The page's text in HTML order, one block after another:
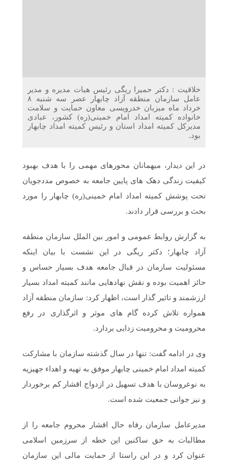
خلاقیت : دکتر حمیرا ریگی رئیس هیات مدیره و مدیر
عامل سازمان منطقه آزاد چابهار عصر سه شنبه ۸
خرداد ماه میزبان خدرویسی معاون حمایت و سلامت
خانواده کمیته امداد امام خمینی(ره) کشور، عبادی
مدیرکل کمیته امداد استان و رئیس کمیته امداد چابهار
بود.
در این دیدار، میهمانان محورهای مهمی را با هدف بهبود
کیفیت زندگی دهک های پایین جامعه به خصوص مددجویان
تحت پوشش کمیته امداد امام خمینی(ره) چابهار را مورد
بحث و بررسی قرار دادند.
به گزارش روابط عمومی و امور بین الملل سازمان منطقه
آزاد چابهار؛ دکتر ریگی در این نشست با بیان اینکه
مسئولیت سازمان در قبال جامعه هدف بسیار حساس و
حائز اهمیت بوده و نقش نهادهایی مانند کمیته امداد بسیار
ارزشمند و تاثیر گذار است، اظهار کرد: سازمان منطقه آزاد
همواره تلاش کرده گام های موثر و اثرگذاری در رفع
محرومیت و محرومیت زدایی بردارد.
وی در ادامه گفت: تنها در سال گذشته سازمان با مشارکت
کمیته امداد امام خمینی چابهار موفق به تهیه و اهداء جهیزیه
به نوعروسان با هدف تسهیل در ازدواج اقشار کم برخوردار
و نیز جوانی جمعیت شده است.
مدیرعامل سازمان رفاه حال اقشار محروم جامعه را از
مطالبات به حق ساکنین این خطه از سرزمین اسلامی
عنوان کرد و در این راستا از حمایت مالی این سازمان